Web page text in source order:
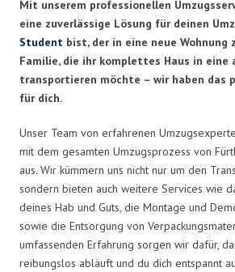
Mit unserem professionellen
eine zuverlässige Lösung für deinen
Student bist, der in eine neue Wohnung
Familie, die ihr komplettes Haus in eine
transportieren möchte – wir haben das
für dich.
Unser Team von erfahrenen
mit dem gesamten Umzugsprozess von
aus. Wir kümmern uns nicht nur um den
sondern bieten auch weitere Services wie
deines Hab und Guts, die Montage und
sowie die Entsorgung von
umfassenden Erfahrung sorgen wir dafür,
reibungslos abläuft und du dich entspannt